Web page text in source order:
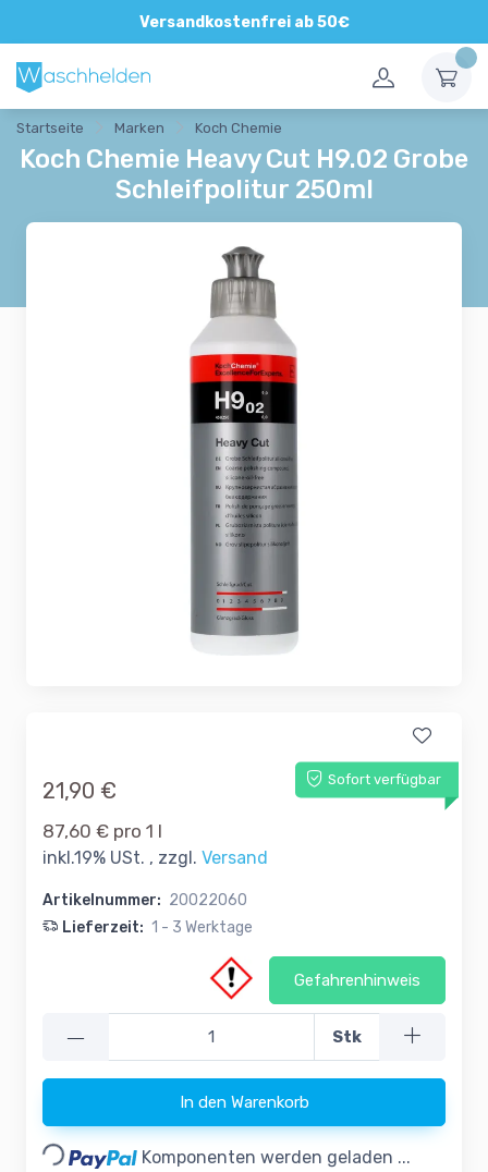
Versandkostenfrei ab 50€
Direkte und persönliche Beratung
Startseite Marken Koch Chemie
Koch Chemie Heavy Cut H9.02 Grobe
Schleifpolitur 250ml
Sofort verfügbar
21,90 €
87,60 € pro 1 l
inkl.19% USt. , zzgl. Versand
Artikelnummer: 20022060
Lieferzeit: 1 - 3 Werktage
Gefahrenhinweis
— Stk
In den Warenkorb
Loading... Komponenten werden geladen ...